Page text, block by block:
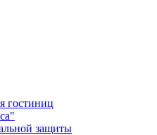
гостиниц
защиты